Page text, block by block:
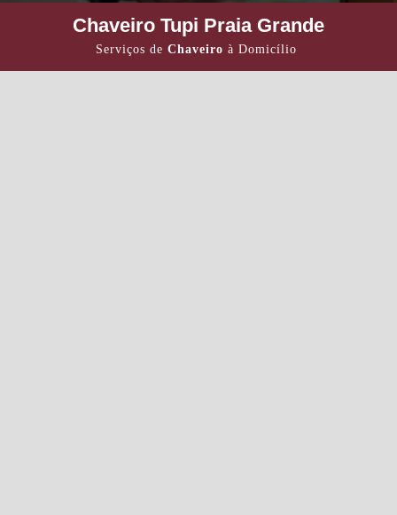
Chaveiro Tupi Praia Grande
Serviços de Chaveiro à Domicílio